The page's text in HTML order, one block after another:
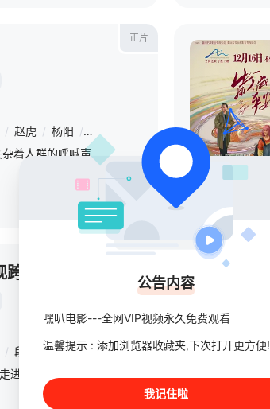
正片
/ 赵虎 / 杨阳 / 张太文
/ 段奥娟
公告内容
嘿叭电影---全网VIP视频永久免费观看
温馨提示 : 添加浏览器收藏夹,下次打开更方便!
我记住啦